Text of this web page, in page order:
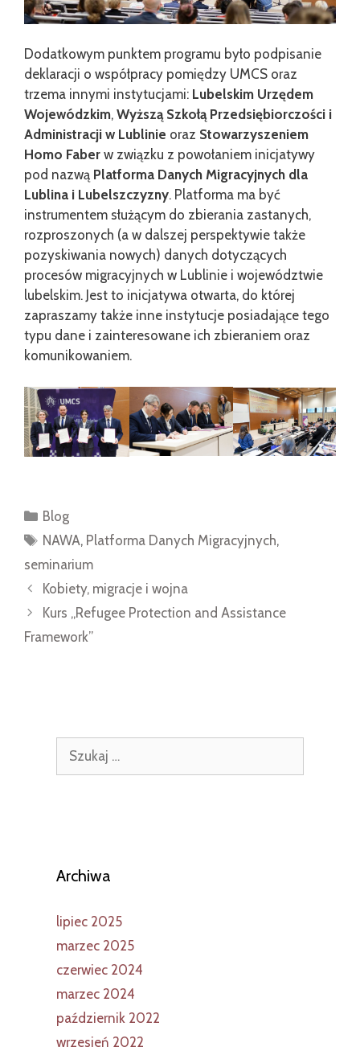
Dodatkowym punktem programu było podpisanie
deklaracji o współpracy pomiędzy UMCS oraz
trzema innymi instytucjami: Lubelskim Urzędem
Wojewódzkim, Wyższą Szkołą Przedsiębiorczości i
Administracji w Lublinie oraz Stowarzyszeniem
Homo Faber w związku z powołaniem inicjatywy
pod nazwą Platforma Danych Migracyjnych dla
Lublina i Lubelszczyzny. Platforma ma być
instrumentem służącym do zbierania zastanych,
rozproszonych (a w dalszej perspektywie także
pozyskiwania nowych) danych dotyczących
procesów migracyjnych w Lublinie i województwie
lubelskim. Jest to inicjatywa otwarta, do której
zapraszamy także inne instytucje posiadające tego
typu dane i zainteresowane ich zbieraniem oraz
komunikowaniem.
Kategorie
Blog
Tagi
NAWA, Platforma Danych Migracyjnych,
seminarium
Kobiety, migracje i wojna
Kurs „Refugee Protection and Assistance
Framework”
Szukaj:
Archiwa
lipiec 2025
marzec 2025
czerwiec 2024
marzec 2024
październik 2022
wrzesień 2022